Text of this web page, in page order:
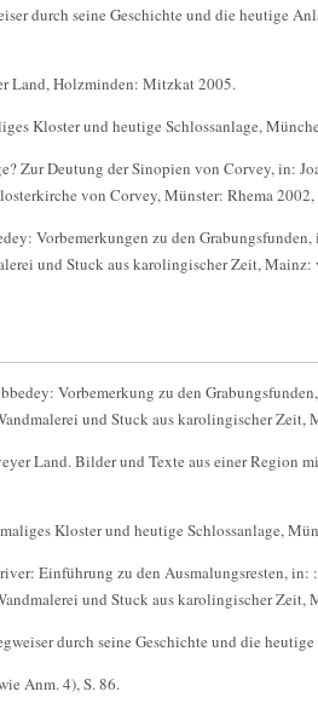
durch seine Geschichte und die heutige
Land, Holzminden: Mitzkat 2005.
Kloster und heutige Schlossanlage,
Zur Deutung der Sinopien von Corvey, in:
von Corvey, Münster: Rhema 2002,
Vorbemerkungen zu den
und Stuck aus karolingischer Zeit, Mainz:
Vorbemerkung zu den
und Stuck aus karolingischer Zeit,
Land. Bilder und Texte aus einer Region
Kloster und heutige Schlossanlage,
Einführung zu den Ausmalungsresten, in:
und Stuck aus karolingischer Zeit,
durch seine Geschichte und die
Anm. 4), S. 86.